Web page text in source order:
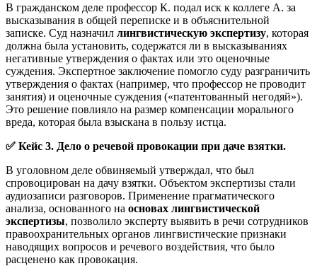
В гражданском деле профессор К. подал иск к коллеге А. за
высказывания в общей переписке и в объяснительной
записке. Суд назначил лингвистическую экспертизу, которая
должна была установить, содержатся ли в высказываниях
негативные утверждения о фактах или это оценочные
суждения. Экспертное заключение помогло суду разграничить
утверждения о фактах (например, что профессор не проводит
занятия) и оценочные суждения («патентованный негодяй»).
Это решение повлияло на размер компенсации морального
вреда, которая была взыскана в пользу истца.
✅ Кейс 3. Дело о речевой провокации при даче взятки.
В уголовном деле обвиняемый утверждал, что был
спровоцирован на дачу взятки. Объектом экспертизы стали
аудиозаписи разговоров. Применение прагматического
анализа, основанного на основах лингвистической
экспертизы, позволило эксперту выявить в речи сотрудников
правоохранительных органов лингвистические признаки
наводящих вопросов и речевого воздействия, что было
расценено как провокация.